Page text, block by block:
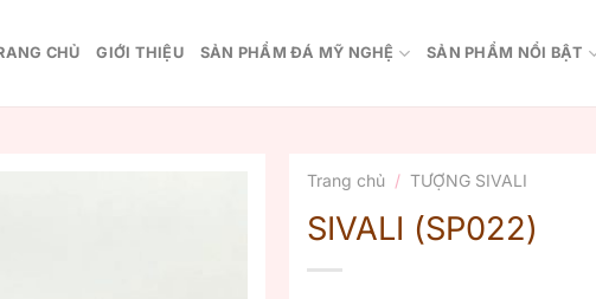
CHỦ GIỚI THIỆU SẢN PHẨM ĐÁ MỸ NGHỆ SẢN PHẨM NỔI BẬT
Trang chủ / TƯỢNG SIVALI
SIVALI (SP022)